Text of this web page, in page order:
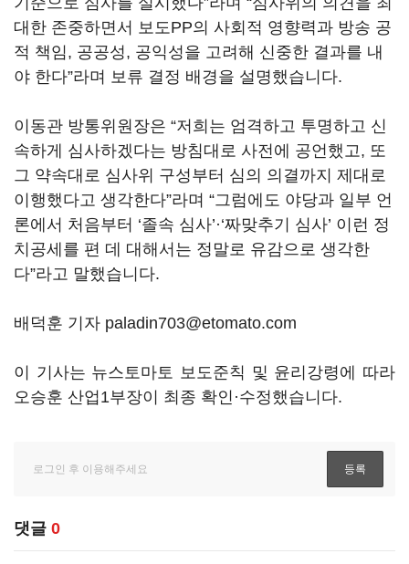
대한 존중하면서 보도PP의 사회적 영향력과 방송 공
적 책임, 공공성, 공익성을 고려해 신중한 결과를 내
야 한다”라며 보류 결정 배경을 설명했습니다.
이동관 방통위원장은 “저희는 엄격하고 투명하고 신
속하게 심사하겠다는 방침대로 사전에 공언했고, 또
그 약속대로 심사위 구성부터 심의 의결까지 제대로
이행했다고 생각한다”라며 “그럼에도 야당과 일부 언
론에서 처음부터 ‘졸속 심사’·‘짜맞추기 심사’ 이런 정
치공세를 편 데 대해서는 정말로 유감으로 생각한
다”라고 말했습니다.
배덕훈 기자 paladin703@etomato.com
이 기사는 뉴스토마토 보도준칙 및 윤리강령에 따라
오승훈 산업1부장이 최종 확인·수정했습니다.
댓글 0